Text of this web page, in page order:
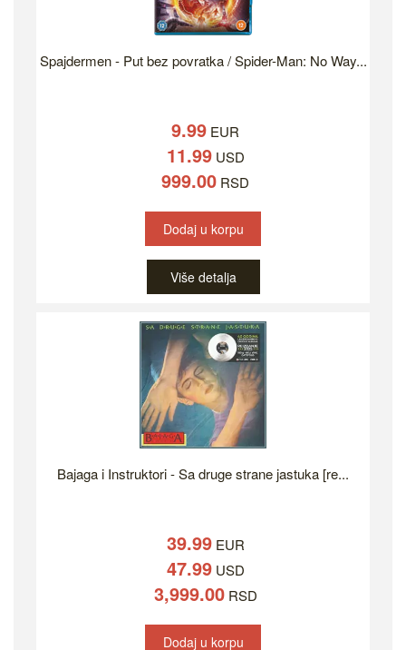
Spajdermen - Put bez povratka / Spider-Man: No Way...
9.99 EUR
11.99USD
999.00 RSD
Dodaj u korpu
Više detalja
Bajaga i Instruktori - Sa druge strane jastuka [re...
39.99EUR
47.99USD
3,999.00RSD
Dodaj u korpu